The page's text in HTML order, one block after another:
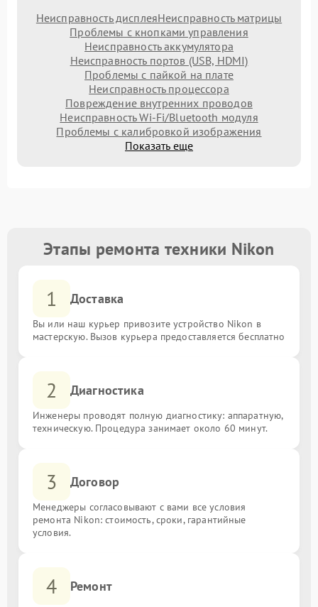
Неисправность дисплеяНеисправность матрицы
Проблемы с кнопками управления
Неисправность аккумулятора
Неисправность портов (USB, HDMI)
Проблемы с пайкой на плате
Неисправность процессора
Повреждение внутренних проводов
Неисправность Wi-Fi/Bluetooth модуля
Проблемы с калибровкой изображения
Показать еще
Этапы ремонта техники Nikon
1 Доставка
Вы или наш курьер привозите устройство Nikon в
мастерскую. Вызов курьера предоставляется бесплатно
2 Диагностика
Инженеры проводят полную диагностику: аппаратную,
техническую. Процедура занимает около 60 минут.
3 Договор
Менеджеры согласовывают с вами все условия
ремонта Nikon: стоимость, сроки, гарантийные
условия.
4 Ремонт